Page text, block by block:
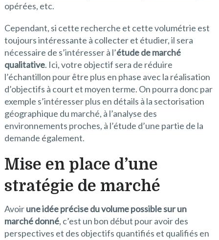
opérées, etc.
Cependant, si cette recherche et cette volumétrie est
toujours intéressante à collecter et étudier, il sera
nécessaire de s’intéresser à l’étude de marché
qualitative. Ici, votre objectif sera de réduire
l’échantillon pour être plus en phase avec la réalisation
d’objectifs à court et moyen terme. On pourra donc par
exemple s’intéresser plus en détails à la sectorisation
géographique du marché, à l’analyse des
environnements proches, à l’étude d’une partie de la
demande également.
Mise en place d’une
stratégie de marché
Avoirune idée précise du volume possible sur un
marché donné, c’est un bon début pour avoir des
perspectives et des objectifs quantifiés et qualifiés en